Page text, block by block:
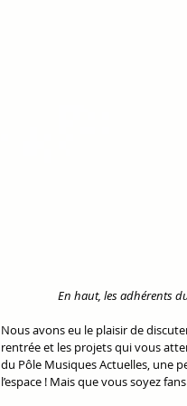
En haut, les adhérents
Nous avons eu le plaisir de
rentrée et les projets qui vous
du Pôle Musiques Actuelles, une
l’espace ! Mais que vous soyez